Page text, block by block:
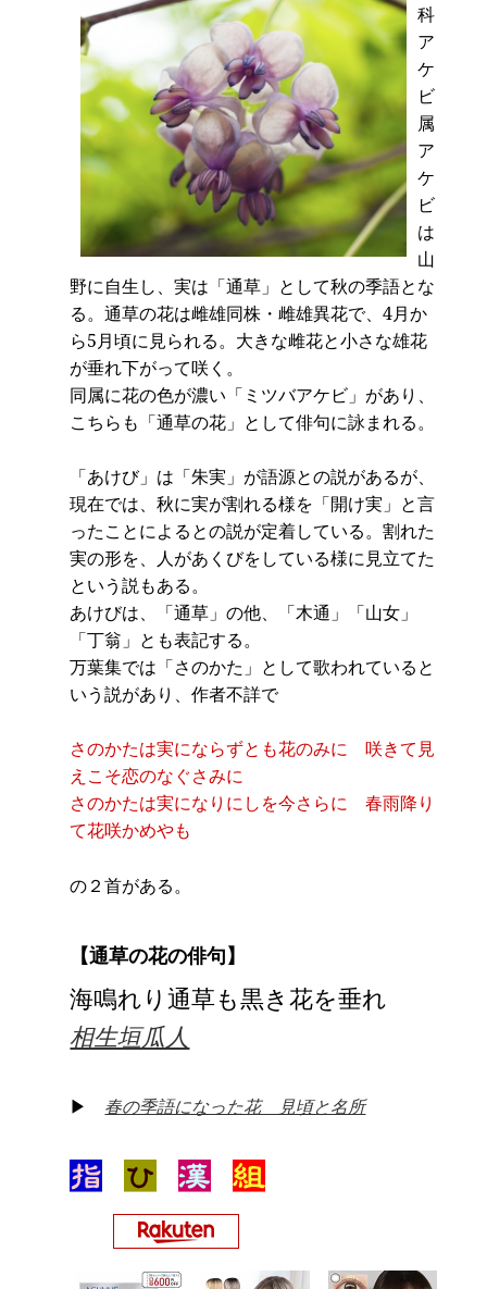
科
ア
ケ
ビ
属
ア
ケ
ビ
は
山
野に自生し、実は「通草」として秋の季語とな
る。通草の花は雌雄同株・雌雄異花で、4月か
ら5月頃に見られる。大きな雌花と小さな雄花
が垂れ下がって咲く。
同属に花の色が濃い「ミツバアケビ」があり、
こちらも「通草の花」として俳句に詠まれる。
「あけび」は「朱実」が語源との説があるが、
現在では、秋に実が割れる様を「開け実」と言
ったことによるとの説が定着している。割れた
実の形を、人があくびをしている様に見立てた
という説もある。
あけびは、「通草」の他、「木通」「山女」
「丁翁」とも表記する。
万葉集では「さのかた」として歌われていると
いう説があり、作者不詳で
さのかたは実にならずとも花のみに 咲きて見
えこそ恋のなぐさみに
さのかたは実になりにしを今さらに 春雨降り
て花咲かめやも
の２首がある。
【通草の花の俳句】
海鳴れり通草も黒き花を垂れ
相生垣瓜人
▶ 春の季語になった花 見頃と名所